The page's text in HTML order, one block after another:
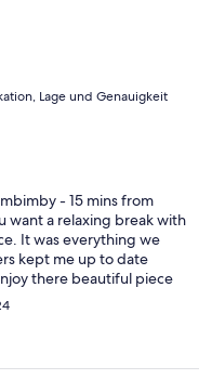
Lage und Genauigkeit
- 15 mins from
want a relaxing break with
It was everything we
kept me up to date
there beautiful piece
offered everything you